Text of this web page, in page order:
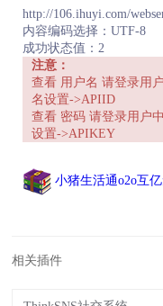
http://106.ihuyi.com/
内容编码选择：UTF-8
成功状态值： 2
注意：
查看 用户名 请登录用
名设置->APIID
查看 密码 请登录用户
设置->APIKEY
小猪生活通o2o互
相关插件